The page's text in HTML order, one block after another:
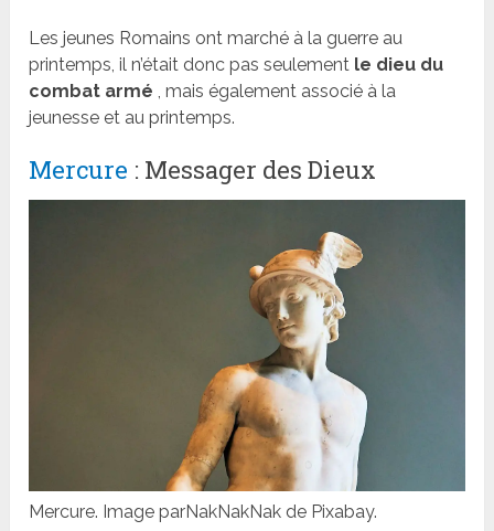
Les jeunes Romains ont marché à la guerre au
printemps, il n’était donc pas seulement le dieu du
combat armé , mais également associé à la
jeunesse et au printemps.
Mercure : Messager des Dieux
Mercure. Image parNakNakNak de Pixabay.